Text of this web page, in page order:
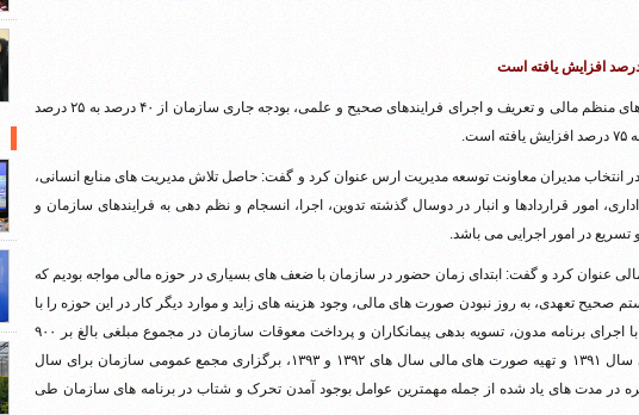
صمدی در ادامه گفت: با اجرای برنامه های منظم مالی و تعریف و اجرای فرایندهای صحیح و علمی، بودجه جاری سازمان از ۴۰ درصد به ۲۵ درصد
انتخاب مدیران معاونت توسعه مدیریت ارس عنوان کرد و گفت: حاصل تلاش مدیریت های منابع انسانی،
امور قراردادها و انبار در دوسال گذشته تدوین، اجرا، انسجام و نظم دهی به فرایندهای سازمان و
در امور اجرایی می باشد.
عنوان کرد و گفت: ابتدای زمان حضور در سازمان با ضعف های بسیاری در حوزه مالی مواجه بودیم که
صحیح تعهدی، به روز نبودن صورت های مالی، وجود هزینه های زاید و موارد دیگر کار در این حوزه را با
مشکل روبرو کرده بود. در این راستا با اجرای برنامه مدون، تسویه بدهی پیمانکاران و پرداخت معوقات سازمان در مجموع مبلغی بالغ بر ۹۰۰
میلیارد ریال، تکمیل صورت های مالی سال ۱۳۹۱ و تهیه صورت های مالی سال های ۱۳۹۲ و ۱۳۹۳، برگزاری مجمع عمومی سازمان برای سال
هیات مدیره در مدت های یاد شده از جمله مهمترین عوامل بوجود آمدن تحرک و شتاب در برنامه های سازمان طی